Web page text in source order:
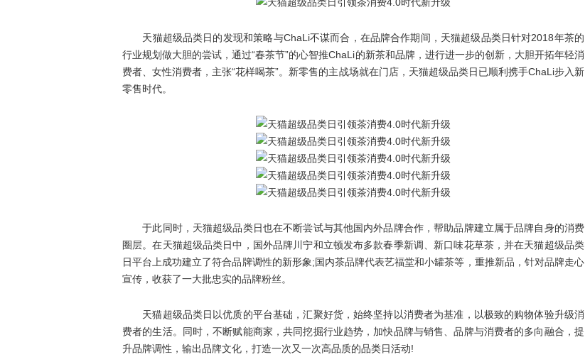
天猫超级品类日的发现和策略与ChaLi不谋而合，在品牌合作期间，天猫超级品类日针对2018年茶的
行业规划做大胆的尝试，通过“春茶节”的心智推ChaLi的新茶和品牌，进行进一步的创新，大胆开拓年轻消
费者、女性消费者，主张“花样喝茶”。新零售的主战场就在门店，天猫超级品类日已顺利携手ChaLi步入新
零售时代。
于此同时，天猫超级品类日也在不断尝试与其他国内外品牌合作，帮助品牌建立属于品牌自身的消费
圈层。在天猫超级品类日中，国外品牌川宁和立顿发布多款春季新调、新口味花草茶，并在天猫超级品类
日平台上成功建立了符合品牌调性的新形象;国内茶品牌代表艺福堂和小罐茶等，重推新品，针对品牌走心
宣传，收获了一大批忠实的品牌粉丝。
天猫超级品类日以优质的平台基础，汇聚好货，始终坚持以消费者为基准，以极致的购物体验升级消
费者的生活。同时，不断赋能商家，共同挖掘行业趋势，加快品牌与销售、品牌与消费者的多向融合，提
升品牌调性，输出品牌文化，打造一次又一次高品质的品类日活动!